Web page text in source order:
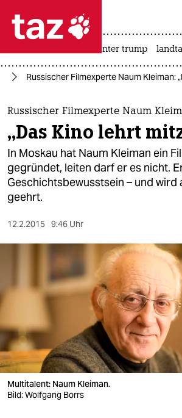
 taz zahl ich
taz zahl ich
themen
politik
öko
gesellschaft
kultur
sport
wahrheit
verlag
verlag
usa unter trump
Russischer Filmexperte Naum Kleiman:
Russischer Filmexperte Naum
„Das Kino lehrt
In Moskau hat Naum Kleiman ein
gegründet, leiten darf er es nicht.
Geschichtsbewusstsein – und wird
geehrt.
12.2.2015 9:46 Uhr
Multitalent: Naum Kleiman.
Bild: Wolfgang Borrs